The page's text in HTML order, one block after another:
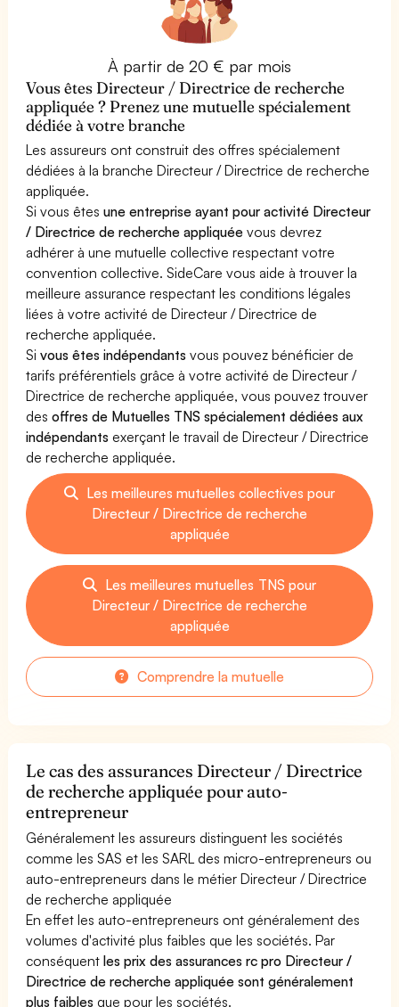
À partir de 20 € par mois
Vous êtes Directeur / Directrice de recherche
appliquée ? Prenez une mutuelle spécialement
dédiée à votre branche
Les assureurs ont construit des offres spécialement
dédiées à la branche Directeur / Directrice de recherche
appliquée.
Si vous êtesune entreprise ayant pour activité Directeur
/ Directrice de recherche appliquée vous devrez
adhérer à une mutuelle collective respectant votre
convention collective. SideCare vous aide à trouver la
meilleure assurance respectant les conditions légales
liées à votre activité de Directeur / Directrice de
recherche appliquée.
Sivous êtes indépendants vous pouvez bénéficier de
tarifs préférentiels grâce à votre activité de Directeur /
Directrice de recherche appliquée, vous pouvez trouver
desoffres de Mutuelles TNS spécialement dédiées aux
indépendants exerçant le travail de Directeur / Directrice
de recherche appliquée.
Les meilleures mutuelles collectives pour
Directeur / Directrice de recherche
appliquée
Les meilleures mutuelles TNS pour
Directeur / Directrice de recherche
appliquée
Comprendre la mutuelle
Le cas des assurances Directeur / Directrice
de recherche appliquée pour auto-
entrepreneur
Généralement les assureurs distinguent les sociétés
comme les SAS et les SARL des micro-entrepreneurs ou
auto-entrepreneurs dans le métier Directeur / Directrice
de recherche appliquée
En effet les auto-entrepreneurs ont généralement des
volumes d'activité plus faibles que les sociétés. Par
conséquentles prix des assurances rc pro Directeur /
Directrice de recherche appliquée sont généralement
plus faibles que pour les sociétés.